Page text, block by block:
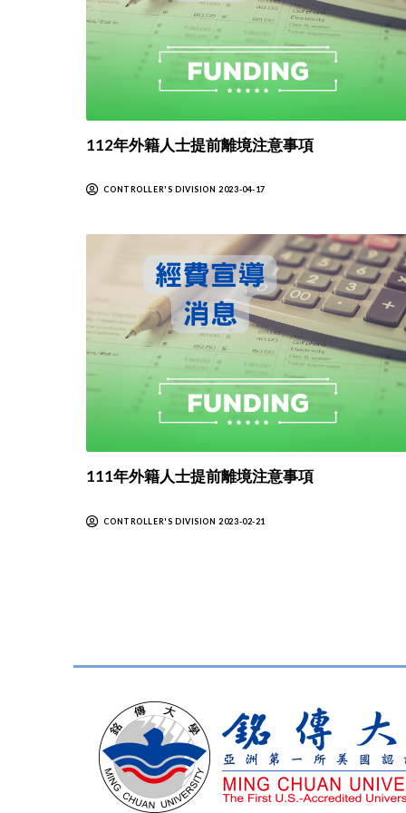
112年外籍人士提前離境注意事項
CONTROLLER'S DIVISION 2023-04-17
111年外籍人士提前離境注意事項
CONTROLLER'S DIVISION 2023-02-21